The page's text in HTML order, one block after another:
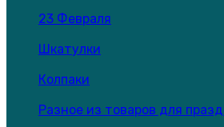
23 Февраля
Шкатулки
Колпаки
Разное из товаров для